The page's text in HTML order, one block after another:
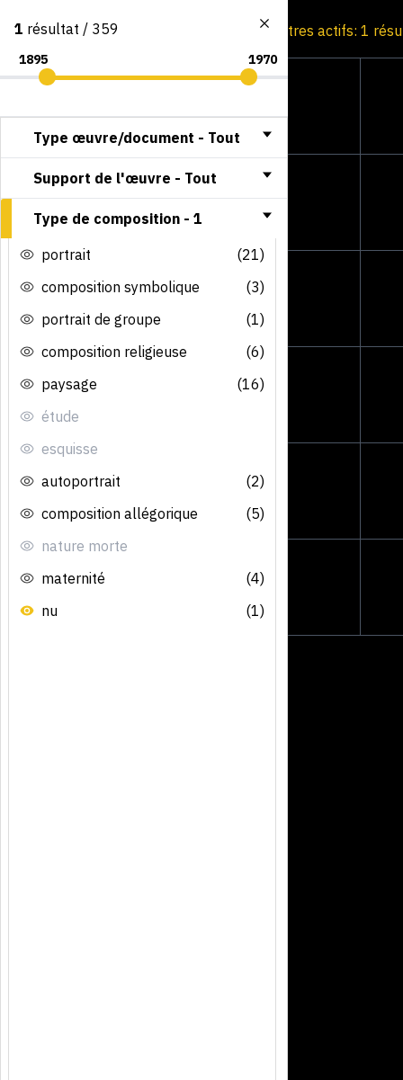
Consultation par image Filtres actifs: 1
1 résultat / 359
Type œuvre/document - Tout
Support de l'œuvre - Tout
Type de composition - 1
portrait
(21)
composition symbolique
(3)
portrait de groupe
(1)
composition religieuse
(6)
paysage
(16)
étude
esquisse
autoportrait
(2)
composition allégorique
(5)
nature morte
maternité
(4)
nu
(1)